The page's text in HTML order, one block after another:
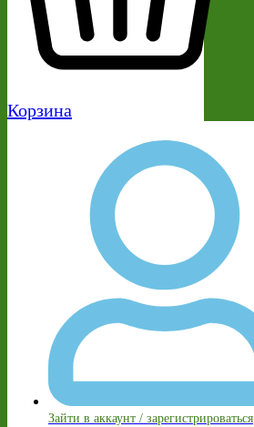
Корзина
Зайти в аккаунт / зарегистрироваться